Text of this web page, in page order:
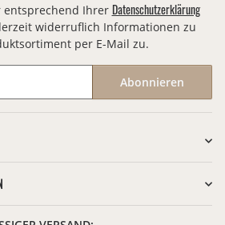
entsprechend Ihrer Datenschutzerklärung
widerruflich Informationen zu
per E-Mail zu.
Abonnieren